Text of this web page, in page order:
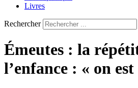
Livres
Rechercher
Émeutes : la
l’enfance : « on